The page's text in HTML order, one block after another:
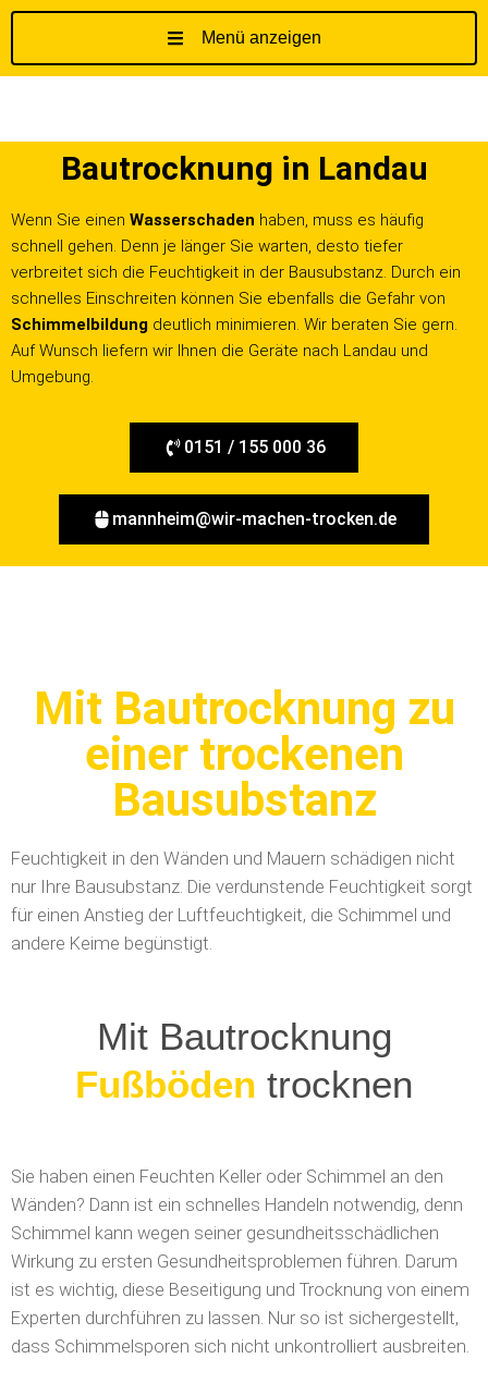
a
l
t
s
p
r
Menü anzeigen
Bautrocknung in Landau
Wenn Sie einen Wasserschaden haben, muss es häufig
schnell gehen. Denn je länger Sie warten, desto tiefer
verbreitet sich die Feuchtigkeit in der Bausubstanz. Durch ein
schnelles Einschreiten können Sie ebenfalls die Gefahr von
Schimmelbildung deutlich minimieren. Wir beraten Sie gern.
Auf Wunsch liefern wir Ihnen die Geräte nach Landau und
Umgebung.
0151 / 155 000 36
mannheim@wir-machen-trocken.de
Mit Bautrocknung zu
einer trockenen
Bausubstanz
Feuchtigkeit in den Wänden und Mauern schädigen nicht
nur Ihre Bausubstanz. Die verdunstende Feuchtigkeit sorgt
für einen Anstieg der Luftfeuchtigkeit, die Schimmel und
andere Keime begünstigt.
Mit Bautrocknung Wände
trocknen
Sie haben einen Feuchten Keller oder Schimmel an den
Wänden? Dann ist ein schnelles Handeln notwendig, denn
Schimmel kann wegen seiner gesundheitsschädlichen
Wirkung zu ersten Gesundheitsproblemen führen. Darum
ist es wichtig, diese Beseitigung und Trocknung von einem
Experten durchführen zu lassen. Nur so ist sichergestellt,
dass Schimmelsporen sich nicht unkontrolliert ausbreiten.